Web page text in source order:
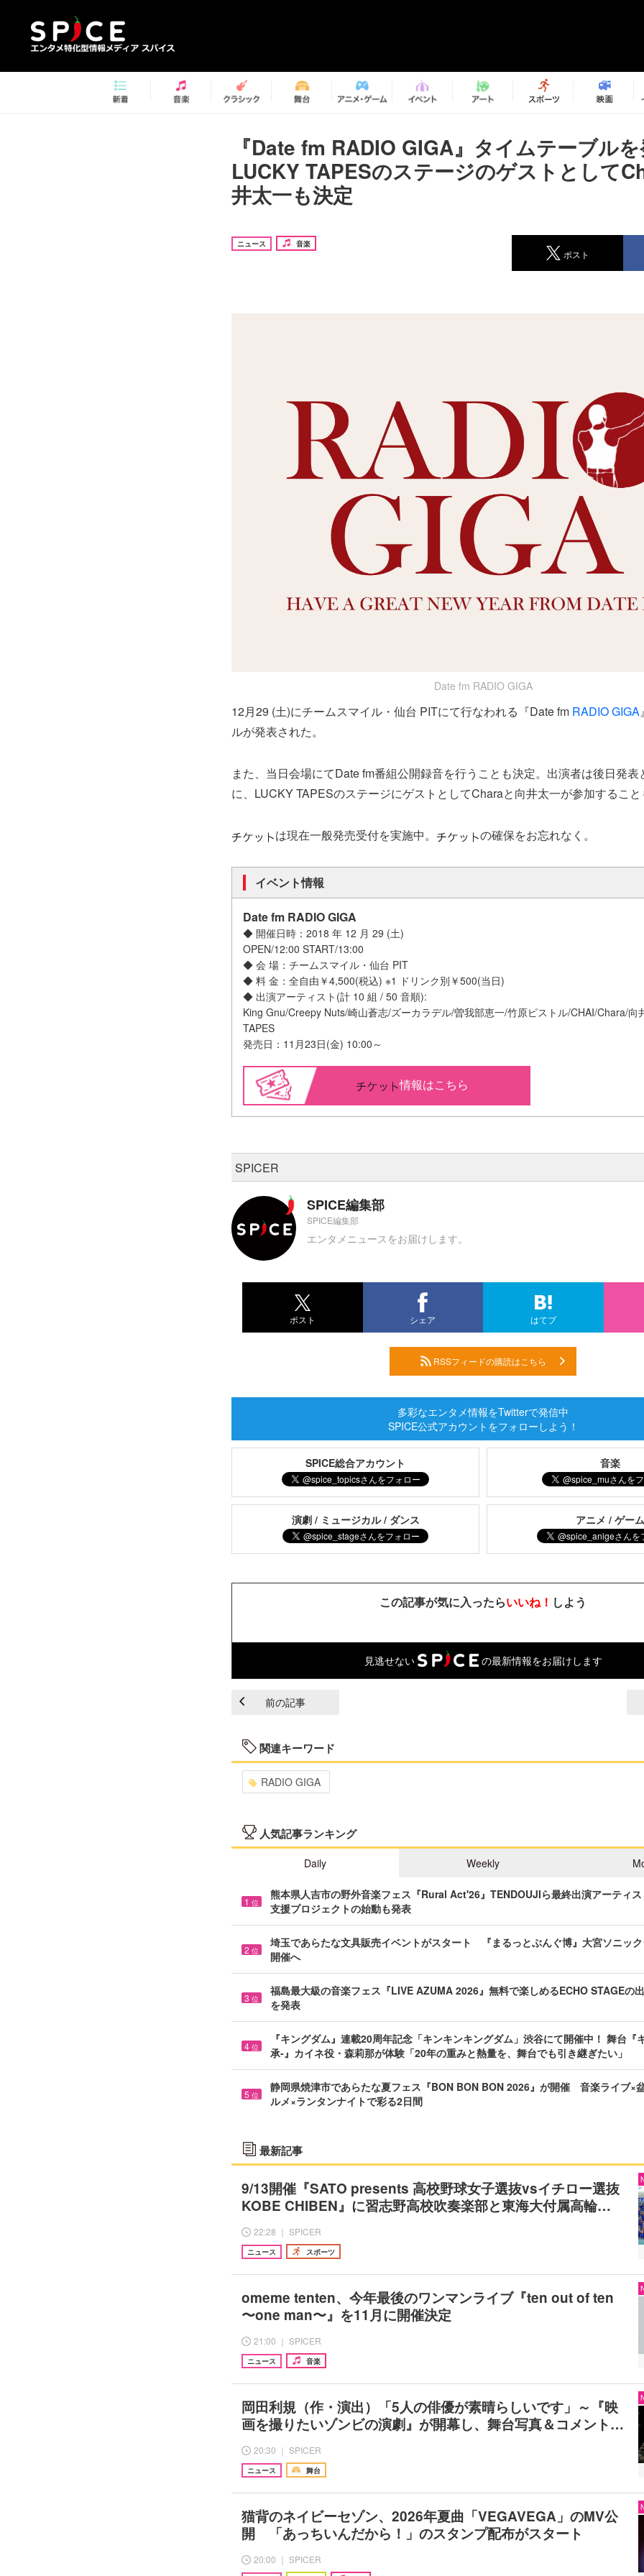
『Date fm RADIO GIGA』タイムテーブル
LUCKY TAPESのステージのゲストとして
井太一も決定
ニュース 音楽
ポスト
Date fm RADIO GIGA
12月29 (土)にチームスマイル・仙台 PITにて行なわれる『Date fm RADIO GIGA
ルが発表された。
また、当日会場にてDate fm番組公開録音を行うことも決定。出演者は後日発
に、LUCKY TAPESのステージにゲストとしてCharaと向井太一が参加するこ
は現在一般発売受付を実施中。 の確保をお忘れなく。
イベント情報
Date fm RADIO GIGA
◆ 開催日時：2018 年 12 月 29 (土)
OPEN/12:00 START/13:00
◆ 会 場：チームスマイル・仙台 PIT
◆ 料 金：全自由￥4,500(税込) ※1 ドリンク別￥500(当日)
◆ 出演アーティスト(計 10 組 / 50 音順):
King Gnu/Creepy Nuts/崎山蒼志/ズーカラデル/曽我部恵一/竹原ピストル/CHAI/Chara/向
TAPES
発売日：11月23日(金) 10:00～
情報はこちら
SPICER
SPICE編集部
SPICE編集部
エンタメニュースをお届けします。
ポスト シェア はてブ
RSSフィードの購読はこちら
多彩なエンタメ情報をTwitterで発信中
SPICE公式アカウントをフォローしよう！
SPICE総合アカウント 音楽
演劇 / ミュージカル / ダンス アニメ / ゲー
この記事が気に入ったらいいね！ しよう
見逃せない の最新情報をお届けします
前の記事
関連キーワード
RADIO GIGA
人気記事ランキング
Daily Weekly
1 位
熊本県人吉市の野外音楽フェス『Rural Act'26』TENDOUJIら最終出演アーティ
支援プロジェクトの始動も発表
2 位
埼玉であらたな文具販売イベントがスタート 『まるっとぶんぐ博』大宮ソニッ
開催へ
3 位
福島最大級の音楽フェス『LIVE AZUMA 2026』無料で楽しめるECHO STAGEの
を発表
4 位
『キングダム』連載20周年記念「キンキンキングダム」渋谷にて開催中！ 舞台
承-』カイネ役・森莉那が体験「20年の重みと熱量を、舞台でも引き継ぎたい」
5 位
静岡県焼津市であらたな夏フェス『BON BON BON 2026』が開催 音楽ライブ×
ルメ×ランタンナイトで彩る2日間
最新記事
9/13開催『SATO presents 高校野球女子選抜vsイチロー選抜
KOBE CHIBEN』に習志野高校吹奏楽部と東海大付属高輪…
22:28 ｜ SPICER
ニュース スポーツ
omeme tenten、今年最後のワンマンライブ『ten out of ten
〜one man〜』を11月に開催決定
21:00 ｜ SPICER
ニュース 音楽
岡田利規（作・演出）「5人の俳優が素晴らしいです」～『映
画を撮りたいゾンビの演劇』が開幕し、舞台写真＆コメント…
20:30 ｜ SPICER
ニュース 舞台
猫背のネイビーセゾン、2026年夏曲「VEGAVEGA」のMV公
開 「あっちいんだから！」のスタンプ配布がスタート
20:00 ｜ SPICER